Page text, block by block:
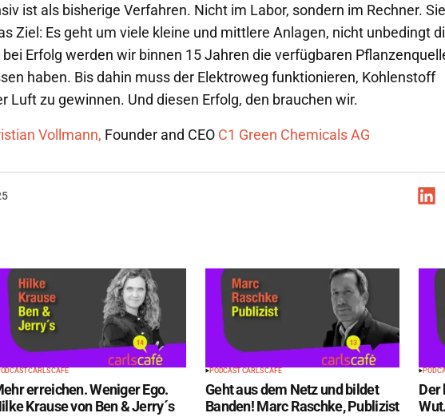
ist als bisherige Verfahren. Nicht im Labor, sondern im Rechner. Sie
Ziel: Es geht um viele kleine und mittlere Anlagen, nicht unbedingt
Erfolg werden wir binnen 15 Jahren die verfügbaren
haben. Bis dahin muss der Elektroweg funktionieren, Kohlenstoff
Luft zu gewinnen. Und diesen Erfolg, den brauchen wir.
Vollmann, Founder and CEO C1 Green Chemicals AG
CARLS CAFÉ
erreichen. Weniger Ego.
Krause von Ben & Jerry´s
PODCAST CARLS CAFÉ
Geht aus dem Netz und bildet
Banden! Marc Raschke, Publizist
Der